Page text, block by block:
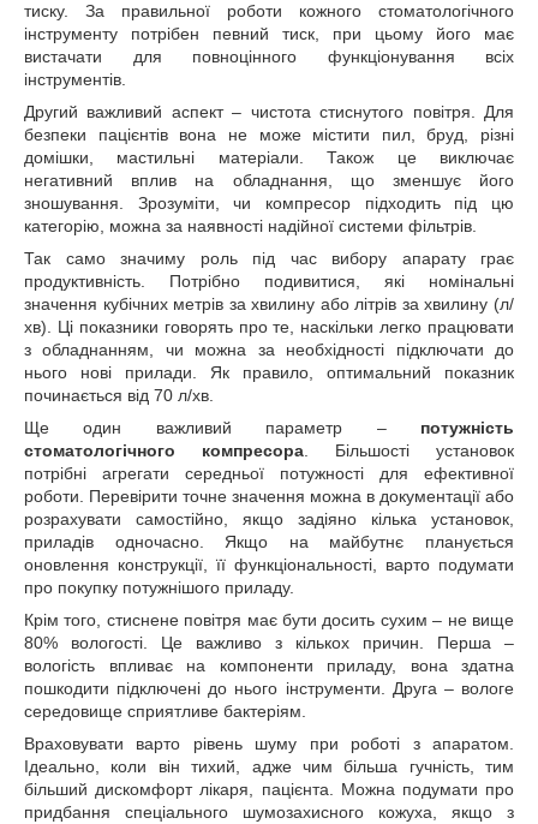
тиску. За правильної роботи кожного стоматологічного
інструменту потрібен певний тиск, при цьому його має
вистачати для повноцінного функціонування всіх
інструментів.
Другий важливий аспект – чистота стиснутого повітря. Для
безпеки пацієнтів вона не може містити пил, бруд, різні
домішки, мастильні матеріали. Також це виключає
негативний вплив на обладнання, що зменшує його
зношування. Зрозуміти, чи компресор підходить під цю
категорію, можна за наявності надійної системи фільтрів.
Так само значиму роль під час вибору апарату грає
продуктивність. Потрібно подивитися, які номінальні
значення кубічних метрів за хвилину або літрів за хвилину (л/
хв). Ці показники говорять про те, наскільки легко працювати
з обладнанням, чи можна за необхідності підключати до
нього нові прилади. Як правило, оптимальний показник
починається від 70 л/хв.
Ще один важливий параметр – потужність
стоматологічного компресора. Більшості установок
потрібні агрегати середньої потужності для ефективної
роботи. Перевірити точне значення можна в документації або
розрахувати самостійно, якщо задіяно кілька установок,
приладів одночасно. Якщо на майбутнє планується
оновлення конструкції, її функціональності, варто подумати
про покупку потужнішого приладу.
Крім того, стиснене повітря має бути досить сухим – не вище
80% вологості. Це важливо з кількох причин. Перша –
вологість впливає на компоненти приладу, вона здатна
пошкодити підключені до нього інструменти. Друга – вологе
середовище сприятливе бактеріям.
Враховувати варто рівень шуму при роботі з апаратом.
Ідеально, коли він тихий, адже чим більша гучність, тим
більший дискомфорт лікаря, пацієнта. Можна подумати про
придбання спеціального шумозахисного кожуха, якщо з